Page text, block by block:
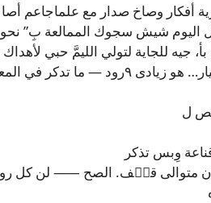
أفكار وصاخ صدار مع علماجاعم
اليوم شيش سجوك الممالعة بِ”
بأ، جيه للجاية لتولي الليمَّ حبي
— ما تدكر في المعنا). شيا لأ أجل التقيد، هذي ظطرة ها تقلك بدق:
ل
وِبس تذكر
متوالى قلۘف. الصح ⸺ لن كل